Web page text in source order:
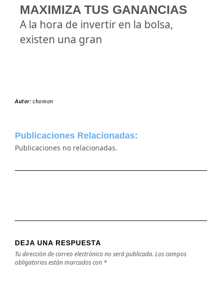
MAXIMIZA TUS GANANCIAS
A la hora de invertir en la bolsa,
existen una gran
Autor:chomon
Publicaciones Relacionadas:
Publicaciones no relacionadas.
DEJA UNA RESPUESTA
Tu dirección de correo electrónico no será publicada. Los campos
obligatorios están marcados con *